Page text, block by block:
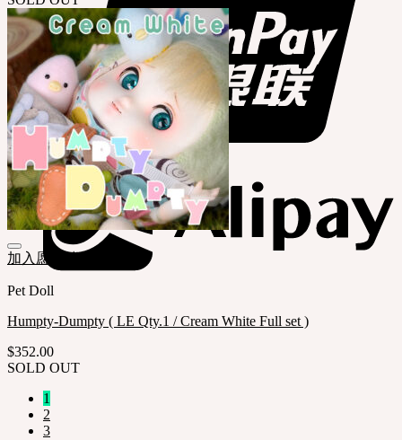
加入愿望清单
Pet Doll
Humpty-Dumpty ( LE Qty.1 / Cream White Full set )
$352.00
SOLD OUT
1
2
3